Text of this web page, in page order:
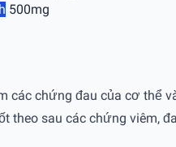
500mg
các chứng đau của cơ thể
theo sau các chứng viêm,